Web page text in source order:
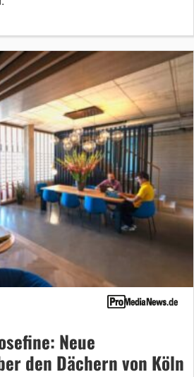
Neue
den Dächern von Köln